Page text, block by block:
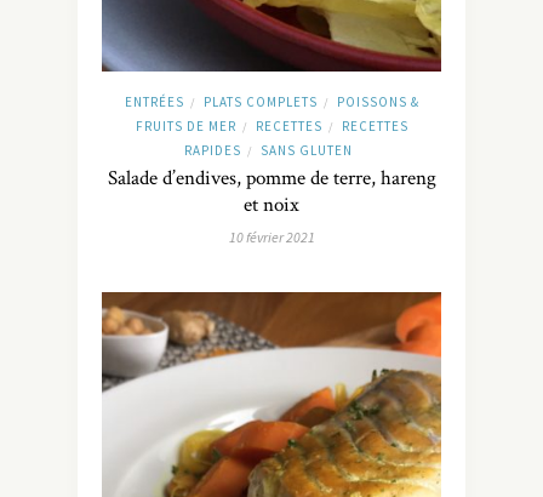
ENTRÉES / PLATS COMPLETS /
POISSONS &
FRUITS DE MER / RECETTES /
RECETTES
RAPIDES / SANS GLUTEN
Salade d’endives, pomme de terre, hareng
et noix
10 février 2021